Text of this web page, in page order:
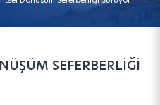
SEFERBERLİĞİ